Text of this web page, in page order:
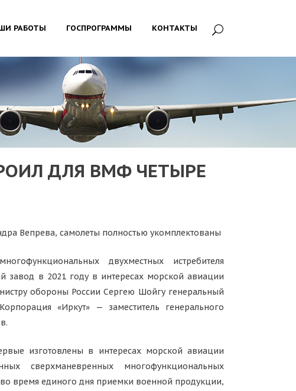
РАБОТЫ ГОСПРОГРАММЫ КОНТАКТЫ
ДЛЯ ВМФ ЧЕТЫРЕ
Вепрева, самолеты полностью укомплектованы
двухместных истребителя
завод в 2021 году в интересах морской авиации
обороны России Сергею Шойгу генеральный
«Иркут» — заместитель генерального
изготовлены в интересах морской авиации
сверхманевренных многофункциональных
время единого дня приемки военной продукции,